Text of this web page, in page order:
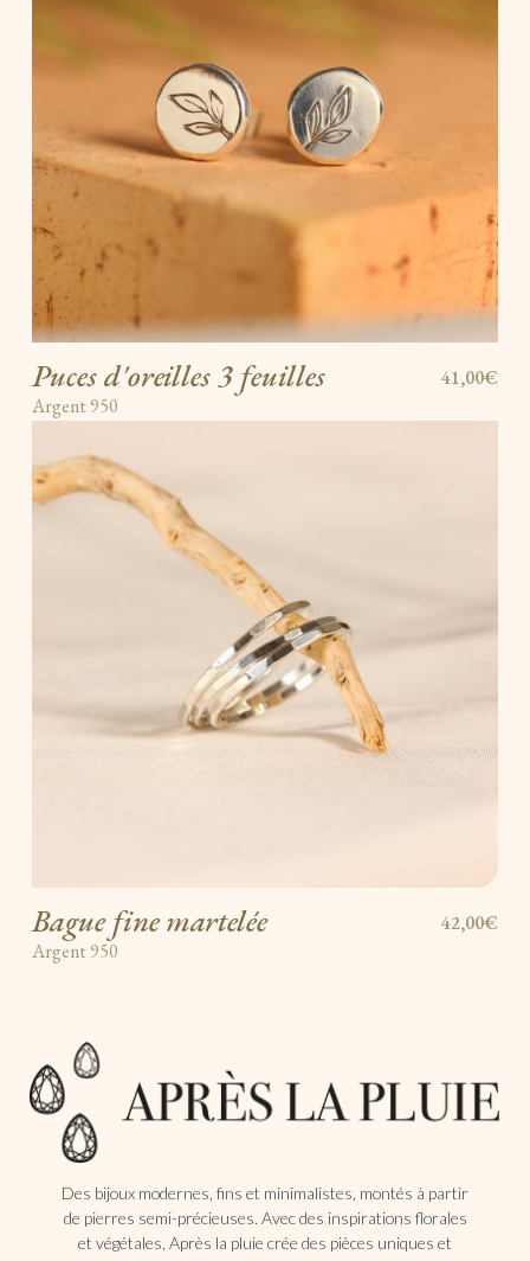
Puces d'oreilles 3 feuilles
41,00€
Argent 950
Bague fine martelée
42,00€
Argent 950
Des bijoux modernes, fins et minimalistes, montés à partir
de pierres semi-précieuses. Avec des inspirations florales
et végétales, Après la pluie crée des pièces uniques et